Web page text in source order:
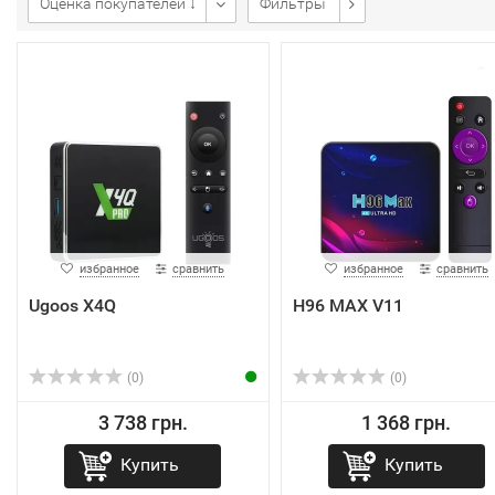
избранное сравнить
Ugoos X4Q
(0)
3 738 грн.
Купить
избранное сравнить
H96 MAX V11
(0)
1 368 грн.
Купить